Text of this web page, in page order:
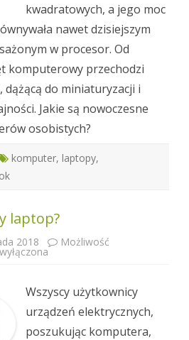
kwadratowych, a jego moc
nawet dzisiejszym
w procesor. Od
komputerowy przechodzi
do miniaturyzacji i
Jakie są nowoczesne
osobistych?
komputer, laptopy,
laptop?
2018 Możliwość
Wszyscy użytkownicy
urządzeń elektrycznych,
poszukując komputera,